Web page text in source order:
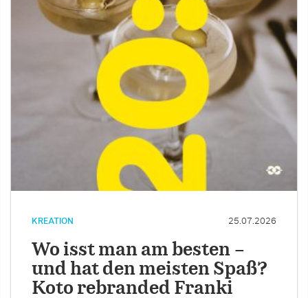
KREATION 25.07.2026
Wo isst man am besten –
und hat den meisten Spaß?
Koto rebranded Franki